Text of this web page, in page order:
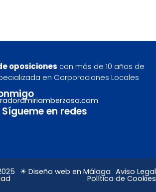
oposiciones con más de 10 años de
en Corporaciones Locales
Sígueme en redes
☀ Diseño web en Málaga Aviso Legal
Política de Cookies